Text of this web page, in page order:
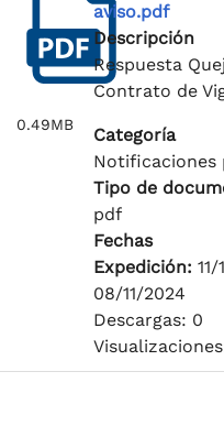
0.49MB
aviso.pdf
Descripción
Respuesta
Contrato de
Categoría
Notificaciones
Tipo de
pdf
Fechas
Expedición:
08/11/2024
Descargas: 0